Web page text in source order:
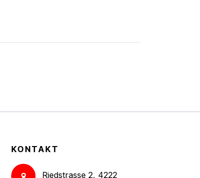
KONTAKT
Riedstrasse 2, 4222